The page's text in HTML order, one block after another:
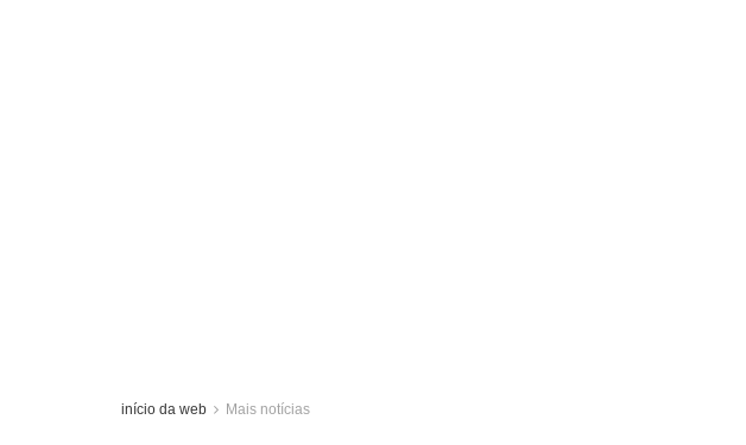
início da web Mais notícias